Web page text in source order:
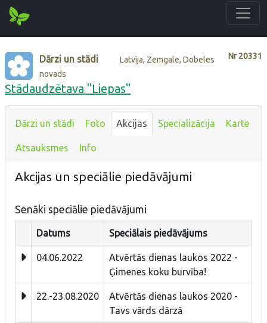
Nr20331
Dārzi un stādi
Latvija, Zemgale, Dobeles
novads
Stādaudzētava "Liepas"
Dārzi un stādi Foto Akcijas Specializācija Karte
Atsauksmes Info
Akcijas un speciālie piedāvājumi
Senāki speciālie piedāvājumi
Datums Speciālais piedāvājums
04.06.2022
Atvērtās dienas laukos 2022 -
Ģimenes koku burvība!
22.-23.08.2020
Atvērtās dienas laukos 2020 -
Tavs vārds dārzā